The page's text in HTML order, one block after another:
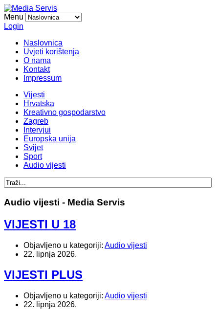
Menu
Login
Naslovnica
Uvjeti korištenja
O nama
Kontakt
Impressum
Vijesti
Hrvatska
Kreativno gospodarstvo
Zagreb
Intervjui
Europska unija
Svijet
Sport
Audio vijesti
Audio vijesti - Media Servis
VIJESTI U 18
Objavljeno u kategoriji: Audio vijesti
22. lipnja 2026.
VIJESTI PLUS
Objavljeno u kategoriji: Audio vijesti
22. lipnja 2026.